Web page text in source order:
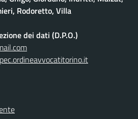
Rodoretto, Villa
dei dati (D.P.O.)